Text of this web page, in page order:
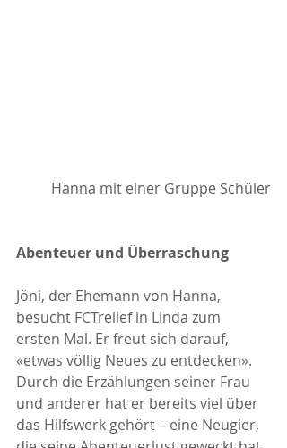
Hanna mit einer Gruppe Schüler
Abenteuer und Überraschung
Jöni, der Ehemann von Hanna,
besucht FCTrelief in Linda zum
ersten Mal. Er freut sich darauf,
«etwas völlig Neues zu entdecken».
Durch die Erzählungen seiner Frau
und anderer hat er bereits viel über
das Hilfswerk gehört – eine Neugier,